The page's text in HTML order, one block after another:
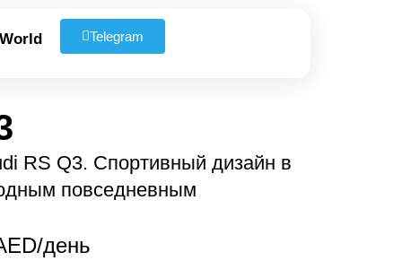
Telegram
RS Q3. Спортивный дизайн в
повседневным
день